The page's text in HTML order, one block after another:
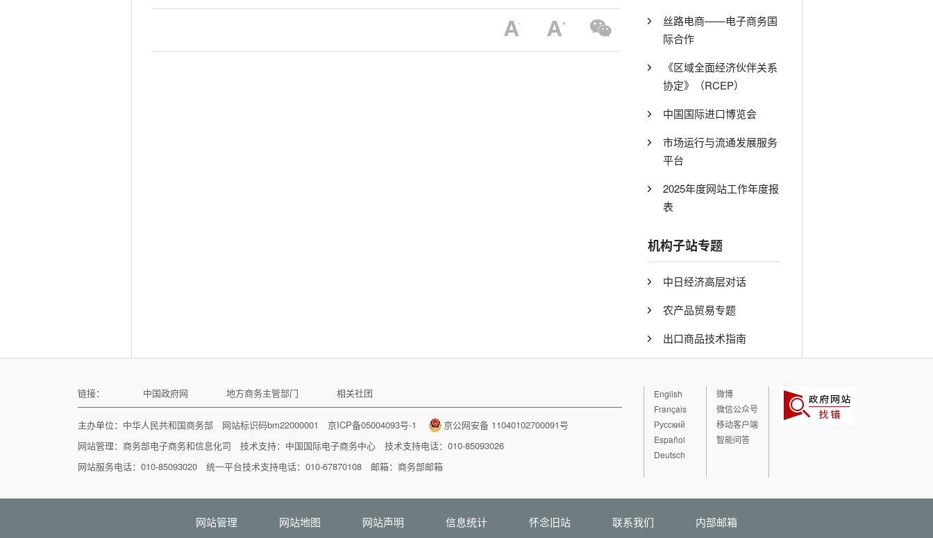
丝路电商——电子商务国
际合作
《区域全面经济伙伴关系
协定》（RCEP）
中国国际进口博览会
市场运行与流通发展服务
平台
2025年度网站工作年度报
表
机构子站专题
中日经济高层对话
农产品贸易专题
出口商品技术指南
链接： 中国政府网 地方商务主管部门 相关社团
主办单位：中华人民共和国商务部 网站标识码bm22000001京ICP备05004093号-1
京公网安备 11040102700091号
网站管理：商务部电子商务和信息化司 技术支持： 中国国际电子商务中心 技术支持电话：010-85093026
网站服务电话：010-85093020 统一平台技术支持电话：010-67870108 邮箱：商务部邮箱
English
Français
Русский
Español
Deutsch
微博
微信公众号
移动客户端
智能问答
网站管理 网站地图 网站声明 信息统计 怀念旧站 联系我们 内部邮箱